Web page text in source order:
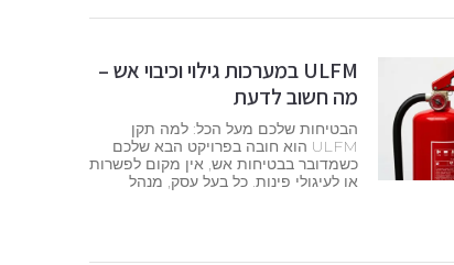
ULFM במערכות גילוי וכיבוי אש –
מה חשוב לדעת
הבטיחות שלכם מעל הכל: למה תקן
ULFM הוא חובה בפרויקט הבא שלכם
כשמדובר בבטיחות אש, אין מקום לפשרות
או לעיגולי פינות. כל בעל עסק, מנהל